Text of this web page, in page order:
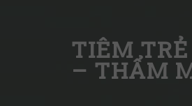
TIÊM
– THẨM